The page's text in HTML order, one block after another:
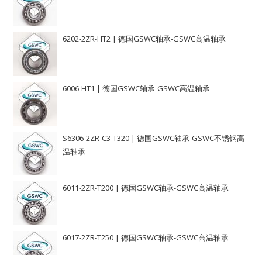
6202-2ZR-HT2 | 德国GSWC轴承-GSWC高温轴承
6006-HT1 | 德国GSWC轴承-GSWC高温轴承
S6306-2ZR-C3-T320 | 德国GSWC轴承-GSWC不锈钢高
温轴承
6011-2ZR-T200 | 德国GSWC轴承-GSWC高温轴承
6017-2ZR-T250 | 德国GSWC轴承-GSWC高温轴承